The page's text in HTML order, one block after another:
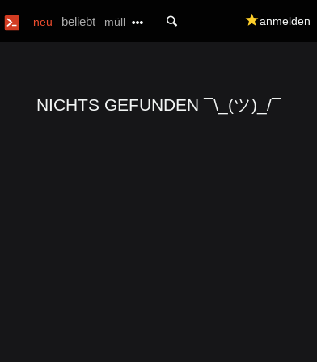
Uanmelden
neu beliebt müll q
NICHTS GEFUNDEN ¯\_(ツ)_/¯